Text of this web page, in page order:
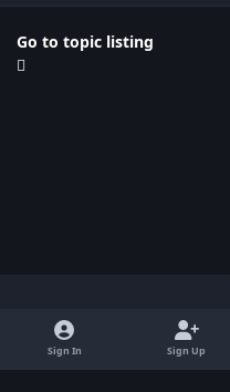
Go to topic listing
Light ModeDark ModeSystem Preference
Sign In Sign Up